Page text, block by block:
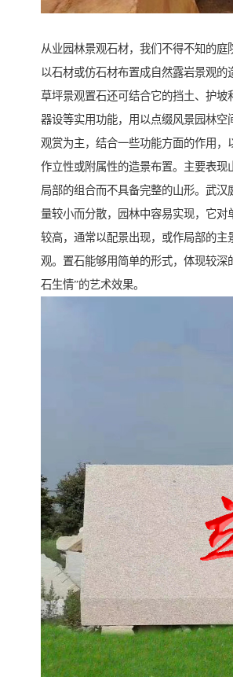
从业园林景观石材，我们不得不知的庭
以石材或仿石材布置成自然露岩景观的
草坪景观置石还可结合它的挡土、护坡
器设等实用功能，用以点缀风景园林空
观赏为主，结合一些功能方面的作用，
作立性或附属性的造景布置。主要表现
局部的组合而不具备完整的山形。武汉
量较小而分散，园林中容易实现，它对
较高，通常以配景出现，或作局部的主
观。置石能够用简单的形式，体现较深
石生情”的艺术效果。